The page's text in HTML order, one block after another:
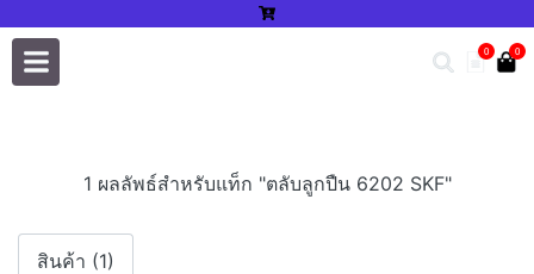
0 0
1 ผลลัพธ์สำหรับแท็ก "ตลับลูกปืน 6202 SKF"
สินค้า (1)